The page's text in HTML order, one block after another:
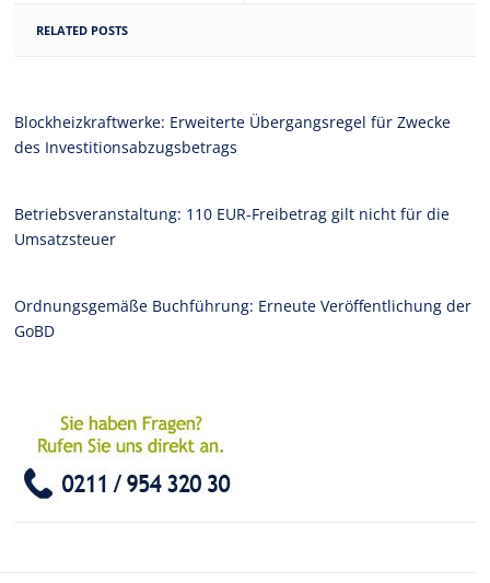
RELATED POSTS
Blockheizkraftwerke: Erweiterte Übergangsregel für Zwecke
des Investitionsabzugsbetrags
Betriebsveranstaltung: 110 EUR-Freibetrag gilt nicht für die
Umsatzsteuer
Ordnungsgemäße Buchführung: Erneute Veröffentlichung der
GoBD